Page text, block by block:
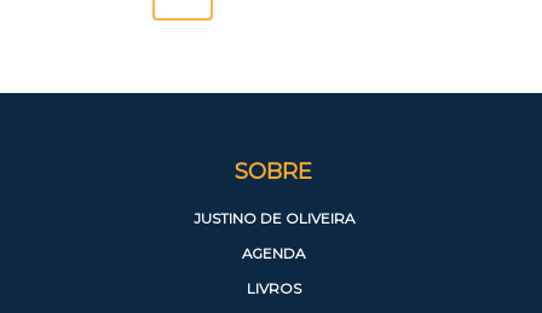
SOBRE
JUSTINO DE OLIVEIRA
AGENDA
LIVROS